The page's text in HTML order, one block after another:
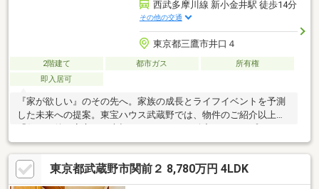
西武多摩川線 新小金井駅 徒歩14分
その他の交通
東京都三鷹市井口４
2階建て 都市ガス
所有権
即入居可
『家が欲しい』のその先へ。家族の成長とライフイベントを予測
した未来への提案。東宝ハウス武蔵野では、物件のご紹介以上に
ングで、お子様の教育費や老後資金まで見据えた最適な予算をご
提案。最新の住宅ローン動向に基づき「がん100％保障」や「50
年ローン」など、最適な銀行選びを徹底サポート。未来の自分に
感謝される住まい探しをご一緒に。先ずはお客様の「夢」や「理
東京都武蔵野市関前２ 8,780万円 4LDK